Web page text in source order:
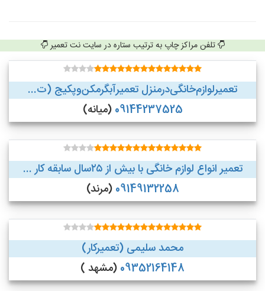
تلفن مراکز چاپ به ترتیب ستاره در سایت نت تعمیر
تعمیر‌لوازم‌‌خانگی‌در‌منزل‌ تعمیر‌آبگرمکن‌وپکیج (ت...
09144237525(میانه)
تعمیر انواع لوازم خانگی با بیش از ۲۵سال سابقه کار ...
09149132258(مرند)
محمد سلیمی (تعمیرکار)
09352164148(مشهد )